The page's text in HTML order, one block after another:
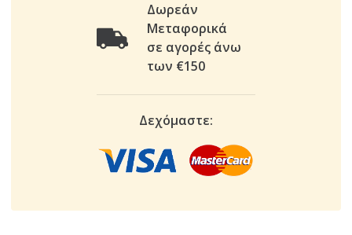
Δωρεάν
Μεταφορικά
σε αγορές άνω
των €150
Δεχόμαστε: